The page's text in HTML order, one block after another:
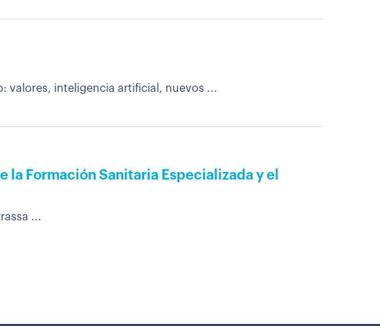
valores, inteligencia artificial, nuevos ...
la Formación Sanitaria Especializada y el
...